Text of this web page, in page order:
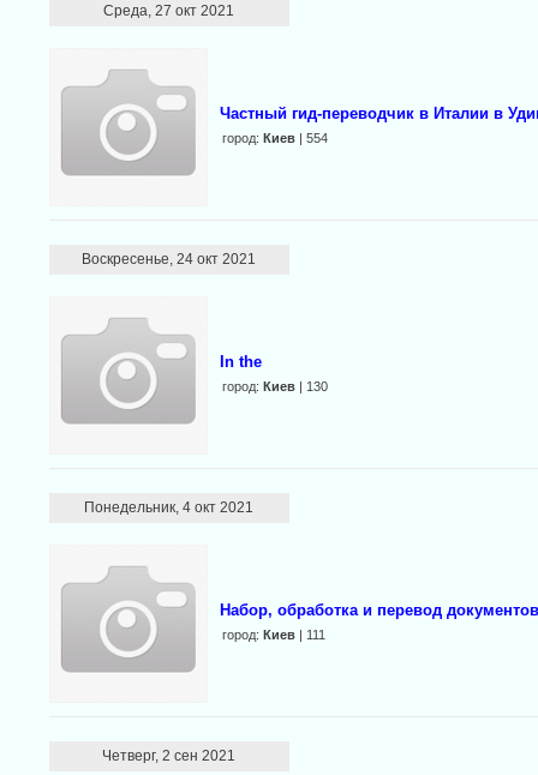
Среда, 27 окт 2021
Частный гид-переводчик в Италии в
город: Киев| 554
Воскресенье, 24 окт 2021
In the
город: Киев| 130
Понедельник, 4 окт 2021
Набор, обработка и перевод документов
город: Киев| 111
Четверг, 2 сен 2021